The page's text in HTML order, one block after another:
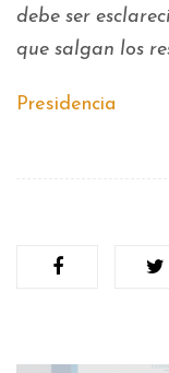
debe ser
que salgan los
Presidencia